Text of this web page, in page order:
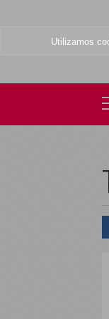
Utilizamos